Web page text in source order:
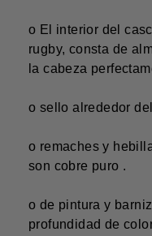
o El interior del
rugby, consta de
la cabeza
o sello alrededor
o remaches y
son cobre puro .
o de pintura y
profundidad de